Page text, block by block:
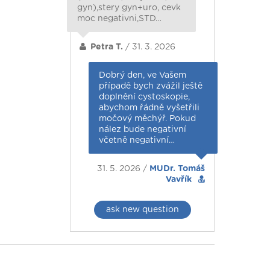
gyn),stery gyn+uro, cevk
moc negativni,STD…
Petra T. / 31. 3. 2026
Dobrý den, ve Vašem
případě bych zvážil ještě
doplnění cystoskopie,
abychom řádně vyšetřili
močový měchýř. Pokud
nález bude negativní
včetně negativní…
31. 5. 2026 / MUDr. Tomáš
Vavřík
ask new question